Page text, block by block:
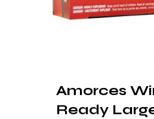
Amorces
Ready